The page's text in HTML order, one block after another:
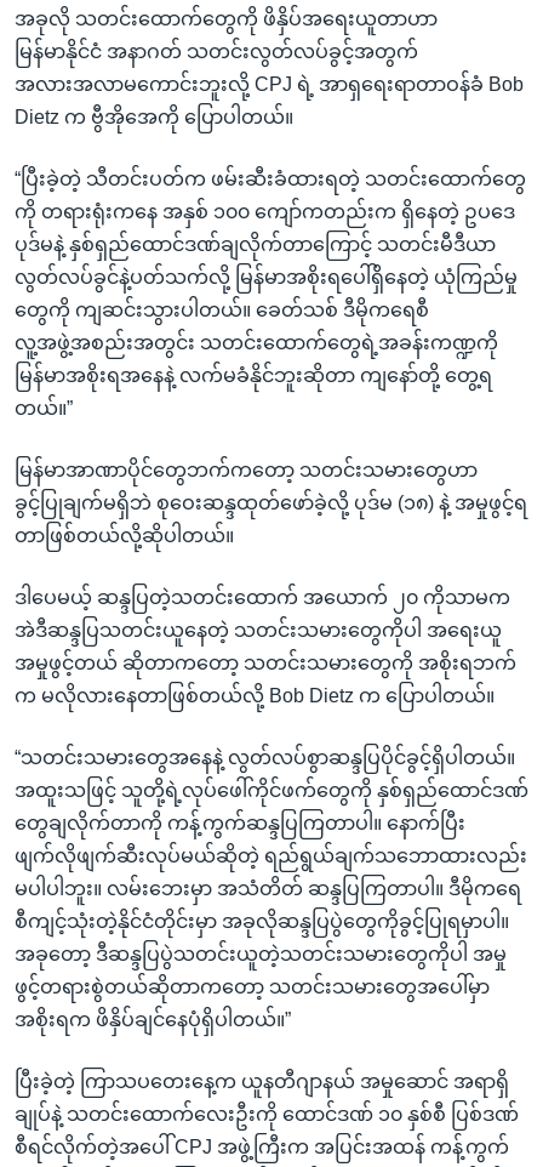
အခုလို သတင်းထောက်တွေကို ဖိနှိပ်အရေးယူတာဟာ
မြန်မာနိုင်ငံ အနာဂတ် သတင်းလွတ်လပ်ခွင့်အတွက်
အလားအလာမကောင်းဘူးလို့ CPJ ရဲ့ အာရှရေးရာတာဝန်ခံ Bob
Dietz က ဗွီအိုအေကို ပြောပါတယ်။
“ပြီးခဲ့တဲ့ သီတင်းပတ်က ဖမ်းဆီးခံထားရတဲ့ သတင်းထောက်တွေ
ကို တရားရုံးကနေ အနှစ် ၁၀၀ ကျော်ကတည်းက ရှိနေတဲ့ ဥပဒေ
ပုဒ်မနဲ့ နှစ်ရှည်ထောင်ဒဏ်ချလိုက်တာကြောင့် သတင်းမီဒီယာ
လွတ်လပ်ခွင်နဲ့ပတ်သက်လို့ မြန်မာအစိုးရပေါ်ရှိနေတဲ့ ယုံကြည်မှု
တွေကို ကျဆင်းသွားပါတယ်။ ခေတ်သစ် ဒီမိုကရေစီ
လူ့အဖွဲ့အစည်းအတွင်း သတင်းထောက်တွေရဲ့အခန်းကဏ္ဍကို
မြန်မာအစိုးရအနေနဲ့ လက်မခံနိုင်ဘူးဆိုတာ ကျနော်တို့ တွေ့ရ
တယ်။”
မြန်မာအာဏာပိုင်တွေဘက်ကတော့ သတင်းသမားတွေဟာ
ခွင့်ပြုချက်မရှိဘဲ စုဝေးဆန္ဒထုတ်ဖော်ခဲ့လို့ ပုဒ်မ (၁၈) နဲ့ အမှုဖွင့်ရ
တာဖြစ်တယ်လို့ဆိုပါတယ်။
ဒါပေမယ့် ဆန္ဒပြတဲ့သတင်းထောက် အယောက် ၂၀ ကိုသာမက
အဲဒီဆန္ဒပြသတင်းယူနေတဲ့ သတင်းသမားတွေကိုပါ အရေးယူ
အမှုဖွင့်တယ် ဆိုတာကတော့ သတင်းသမားတွေကို အစိုးရဘက်
က မလိုလားနေတာဖြစ်တယ်လို့ Bob Dietz က ပြောပါတယ်။
“သတင်းသမားတွေအနေနဲ့ လွတ်လပ်စွာဆန္ဒပြပိုင်ခွင့်ရှိပါတယ်။
အထူးသဖြင့် သူတို့ရဲ့လုပ်ဖေါ်ကိုင်ဖက်တွေကို နှစ်ရှည်ထောင်ဒဏ်
တွေချလိုက်တာကို ကန့်ကွက်ဆန္ဒပြကြတာပါ။ နောက်ပြီး
ဖျက်လိုဖျက်ဆီးလုပ်မယ်ဆိုတဲ့ ရည်ရွယ်ချက်သဘောထားလည်း
မပါပါဘူး။ လမ်းဘေးမှာ အသံတိတ် ဆန္ဒပြကြတာပါ။ ဒီမိုကရေ
စီကျင့်သုံးတဲ့နိုင်ငံတိုင်းမှာ အခုလိုဆန္ဒပြပွဲတွေကိုခွင့်ပြုရမှာပါ။
အခုတော့ ဒီဆန္ဒပြပွဲသတင်းယူတဲ့သတင်းသမားတွေကိုပါ အမှု
ဖွင့်တရားစွဲတယ်ဆိုတာကတော့ သတင်းသမားတွေအပေါ်မှာ
အစိုးရက ဖိနှိပ်ချင်နေပုံရှိပါတယ်။”
ပြီးခဲ့တဲ့ ကြာသပတေးနေ့က ယူနတီဂျာနယ် အမှုဆောင် အရာရှိ
ချုပ်နဲ့ သတင်းထောက်လေးဦးကို ထောင်ဒဏ် ၁၀ နှစ်စီ ပြစ်ဒဏ်
စီရင်လိုက်တဲ့အပေါ် CPJ အဖွဲ့ကြီးက အပြင်းအထန် ကန့်ကွက်